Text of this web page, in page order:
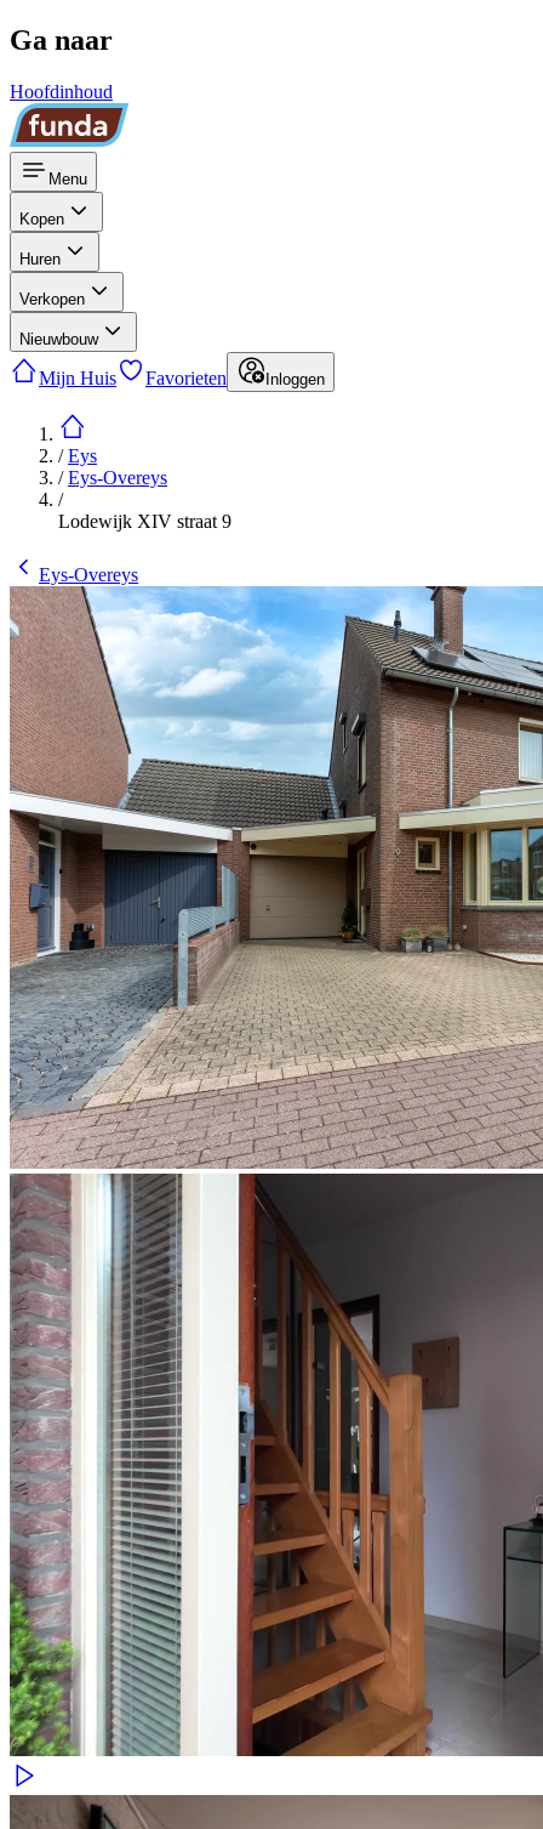
Ga naar
Hoofdinhoud
Menu
Kopen
Huren
Verkopen
Nieuwbouw
Mijn Huis Favorieten Inloggen
/Eys
/Eys-Overeys
/
Lodewijk XIV straat 9
Eys-Overeys